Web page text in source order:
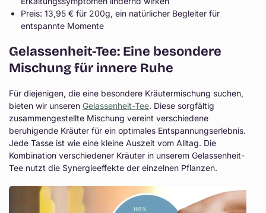
Preis: 13,95 € für 200g, ein natürlicher Begleiter für
entspannte Momente
Gelassenheit-Tee: Eine besondere
Mischung für innere Ruhe
Für diejenigen, die eine besondere Kräutermischung suchen,
bieten wir unseren Gelassenheit-Tee. Diese sorgfältig
zusammengestellte Mischung vereint verschiedene
beruhigende Kräuter für ein optimales Entspannungserlebnis.
Jede Tasse ist wie eine kleine Auszeit vom Alltag. Die
Kombination verschiedener Kräuter in unserem Gelassenheit-
Tee nutzt die Synergieeffekte der einzelnen Pflanzen.